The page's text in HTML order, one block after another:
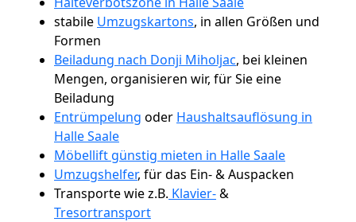
stabile Umzugskartons, in allen Größen und
Formen
Beiladung nach Donji Miholjac, bei kleinen
Mengen, organisieren wir, für Sie eine
Beiladung
Entrümpelung oder Haushaltsauflösung in
Halle Saale
Möbellift günstig mieten in Halle Saale
Umzugshelfer, für das Ein- & Auspacken
Transporte wie z.B. Klavier-&
Tresortransport